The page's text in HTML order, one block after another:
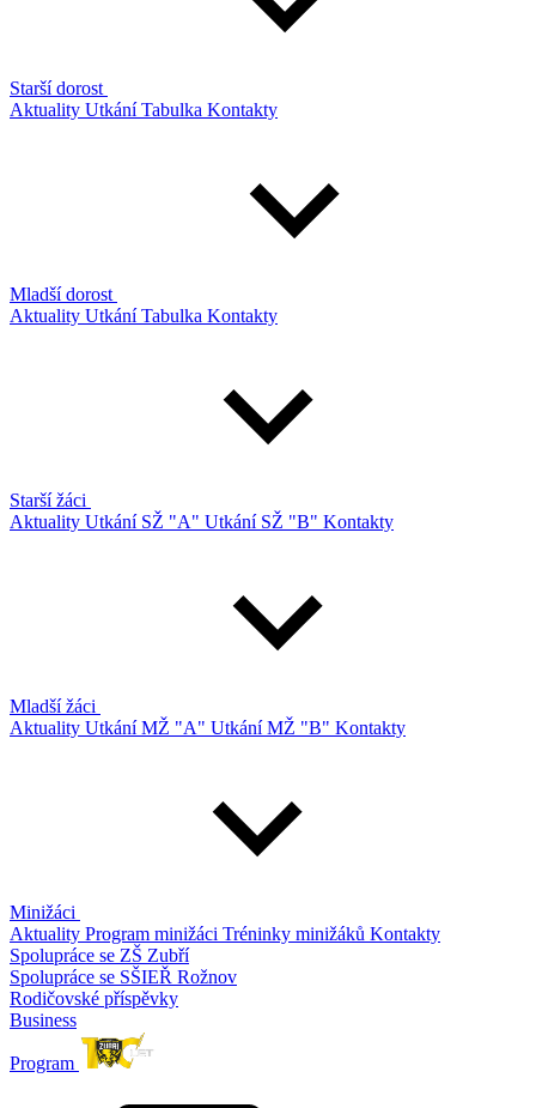
Starší dorost
Aktuality UtkáníTabulka Kontakty
Mladší dorost
Aktuality UtkáníTabulka Kontakty
Starší žáci
Aktuality Utkání SŽ "A" Utkání SŽ "B" Kontakty
Mladší žáci
Aktuality Utkání MŽ "A" Utkání MŽ "B" Kontakty
Minižáci
Aktuality Program minižáci Tréninky minižáků Kontakty
Spolupráce se ZŠ Zubří
Spolupráce se SŠIEŘ Rožnov
Rodičovské příspěvky
Business
Program